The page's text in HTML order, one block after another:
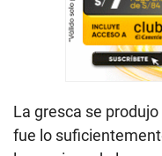
La gresca se
fue lo